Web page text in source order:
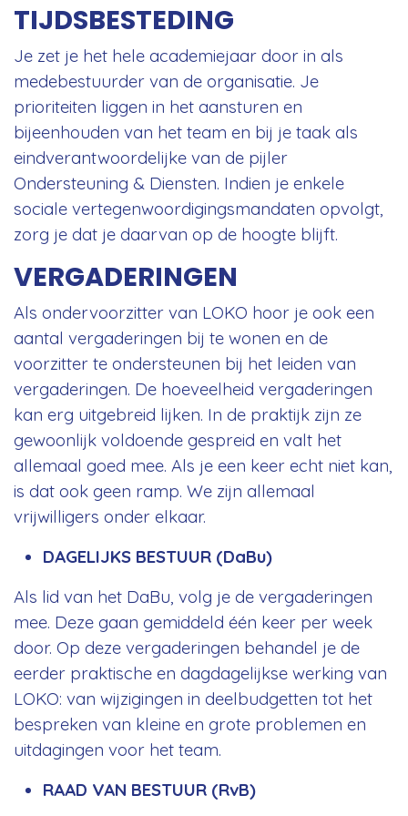
TIJDSBESTEDING
Je zet je het hele academiejaar door in als
medebestuurder van de organisatie. Je
prioriteiten liggen in het aansturen en
bijeenhouden van het team en bij je taak als
eindverantwoordelijke van de pijler
Ondersteuning & Diensten. Indien je enkele
sociale vertegenwoordigingsmandaten opvolgt,
zorg je dat je daarvan op de hoogte blijft.
VERGADERINGEN
Als ondervoorzitter van LOKO hoor je ook een
aantal vergaderingen bij te wonen en de
voorzitter te ondersteunen bij het leiden van
vergaderingen. De hoeveelheid vergaderingen
kan erg uitgebreid lijken. In de praktijk zijn ze
gewoonlijk voldoende gespreid en valt het
allemaal goed mee. Als je een keer echt niet kan,
is dat ook geen ramp. We zijn allemaal
vrijwilligers onder elkaar.
DAGELIJKS BESTUUR (DaBu)
Als lid van het DaBu, volg je de vergaderingen
mee. Deze gaan gemiddeld één keer per week
door. Op deze vergaderingen behandel je de
eerder praktische en dagdagelijkse werking van
LOKO: van wijzigingen in deelbudgetten tot het
bespreken van kleine en grote problemen en
uitdagingen voor het team.
RAAD VAN BESTUUR (RvB)